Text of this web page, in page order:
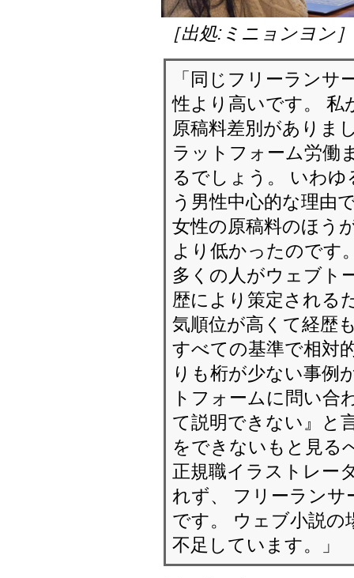
［出処:ミニョンヨン］
「同じフリーランサ
性より高いです。 私
原稿料差別がありま
ラットフォーム労働
るでしょう。 いわ
う男性中心的な理由
女性の原稿料のほう
より低かったのです
多くの人がウェブト
歴により策定される
気順位が高くて経歴
すべての基準で相対
りも桁が少ない事例
トフォームに問い合
て説明できない』と
をできないもと見る
正規職イラストレー
れず、 フリーランサ
です。 ウェブ小説の
不足しています。」